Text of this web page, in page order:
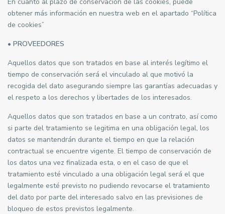
obtener más información en nuestra web en el apartado “Política
de cookies”
• PROVEEDORES
Aquellos datos que son tratados en base al interés legítimo el
tiempo de conservación será el vinculado al que motivó la
recogida del dato asegurando siempre las garantías adecuadas y
el respeto a los derechos y libertades de los interesados.
Aquellos datos que son tratados en base a un contrato, así como
si parte del tratamiento se legitima en una obligación legal, los
datos se mantendrán durante el tiempo en que la relación
contractual se encuentre vigente. El tiempo de conservación de
los datos una vez finalizada esta, o en el caso de que el
tratamiento esté vinculado a una obligación legal será el que
legalmente esté previsto no pudiendo revocarse el tratamiento
del dato por parte del interesado salvo en las previsiones de
bloqueo de estos previstos legalmente.